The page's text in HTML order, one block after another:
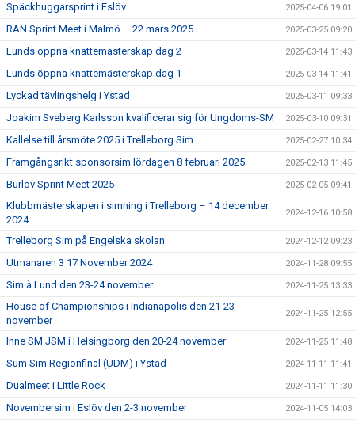
Späckhuggarsprint i Eslöv 2025-04-06 19:01
RAN Sprint Meet i Malmö – 22 mars 2025 2025-03-25 09:20
Lunds öppna knattemästerskap dag 2 2025-03-14 11:43
Lunds öppna knattemästerskap dag 1 2025-03-14 11:41
Lyckad tävlingshelg i Ystad 2025-03-11 09:33
Joakim Sveberg Karlsson kvalificerar sig för Ungdoms-SM 2025-03-10 09:31
Kallelse till årsmöte 2025 i Trelleborg Sim 2025-02-27 10:34
Framgångsrikt sponsorsim lördagen 8 februari 2025 2025-02-13 11:45
Burlöv Sprint Meet 2025 2025-02-05 09:41
Klubbmästerskapen i simning i Trelleborg – 14 december
2024
2024-12-16 10:58
Trelleborg Sim på Engelska skolan 2024-12-12 09:23
Utmanaren 3 17 November 2024 2024-11-28 09:55
Sim à Lund den 23-24 november 2024-11-25 13:33
House of Championships i Indianapolis den 21-23
november
2024-11-25 12:55
Inne SM JSM i Helsingborg den 20-24 november 2024-11-25 11:48
Sum Sim Regionfinal (UDM) i Ystad 2024-11-11 11:41
Dualmeet i Little Rock 2024-11-11 11:30
Novembersim i Eslöv den 2-3 november 2024-11-05 14:03